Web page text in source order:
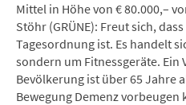
Mittel in Höhe von € 80.000,–
Stöhr (GRÜNE): Freut sich,
Tagesordnung ist. Es handelt
sondern um Fitnessgeräte. Ein
Bevölkerung ist über 65 Jahre
Bewegung Demenz vorbeugen